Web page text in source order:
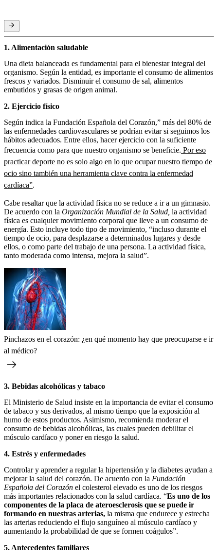
1. Alimentación saludable
Una dieta balanceada es fundamental para el bienestar integral del
organismo. Según la entidad, es importante el consumo de alimentos
frescos y variados. Disminuir el consumo de sal, alimentos
embutidos y grasas de origen animal.
2. Ejercicio físico
Según indica la Fundación Española del Corazón,” más del 80% de
las enfermedades cardiovasculares se podrían evitar si seguimos los
hábitos adecuados. Entre ellos, hacer ejercicio con la suficiente
frecuencia como para que nuestro organismo se beneficie. Por eso
practicar deporte no es solo algo en lo que ocupar nuestro tiempo de
ocio sino también una herramienta clave contra la enfermedad
cardíaca”.
Cabe resaltar que la actividad física no se reduce a ir a un gimnasio.
De acuerdo con la Organización Mundial de la Salud, la actividad
física es cualquier movimiento corporal que lleve a un consumo de
energía. Esto incluye todo tipo de movimiento, “incluso durante el
tiempo de ocio, para desplazarse a determinados lugares y desde
ellos, o como parte del trabajo de una persona. La actividad física,
tanto moderada como intensa, mejora la salud”.
Pinchazos en el corazón: ¿en qué momento hay que preocuparse e ir
al médico?
3. Bebidas alcohólicas y tabaco
El Ministerio de Salud insiste en la importancia de evitar el consumo
de tabaco y sus derivados, al mismo tiempo que la exposición al
humo de estos productos. Asimismo, recomienda moderar el
consumo de bebidas alcohólicas, las cuales pueden debilitar el
músculo cardíaco y poner en riesgo la salud.
4. Estrés y enfermedades
Controlar y aprender a regular la hipertensión y la diabetes ayudan a
mejorar la salud del corazón. De acuerdo con la Fundación
Española del Corazón el colesterol elevado es uno de los riesgos
más importantes relacionados con la salud cardíaca. “Es uno de los
componentes de la placa de ateroesclerosis que se puede ir
formando en nuestras arterias, la misma que endurece y estrecha
las arterias reduciendo el flujo sanguíneo al músculo cardíaco y
aumentando la probabilidad de que se formen coágulos”.
5. Antecedentes familiares